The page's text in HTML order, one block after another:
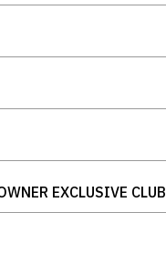
EXCLUSIVE CLUB